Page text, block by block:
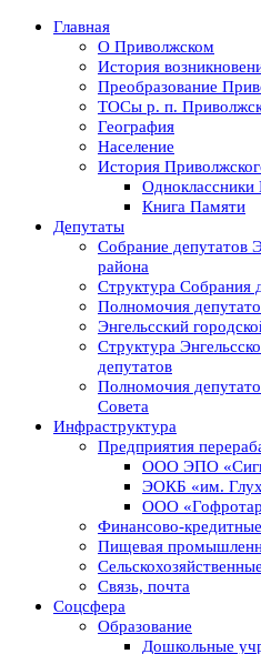
Главная
О Приволжском
История
Преобразование
ТОСы р. п.
География
Население
История
Одноклассники
Книга Памяти
Депутаты
Собрание депутатов
района
Структура Собрания
Полномочия
Энгельсский
Структура
депутатов
Полномочия
Совета
Инфраструктура
Предприятия
ООО ЭПО
ЭОКБ «им.
ООО
Финансово-
Пищевая
Связь, почта
Соцсфера
Образование
Дошкольные